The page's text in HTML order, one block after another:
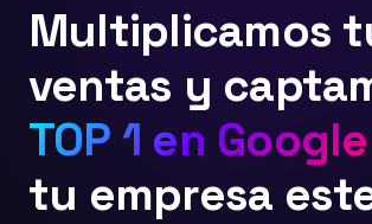
Multiplicamos
ventas y
TOP 1 en Google
tu empresa